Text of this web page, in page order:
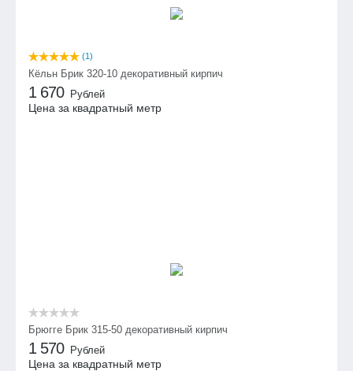
598х392х138
Толщина (см): 2-2,5
(1)
Кёльн Брик 320-10 декоративный кирпич
1 670 Рублей
Цена за квадратный метр
Брюгге Брик 315-50 декоративный кирпич
1 570 Рублей
Цена за квадратный метр